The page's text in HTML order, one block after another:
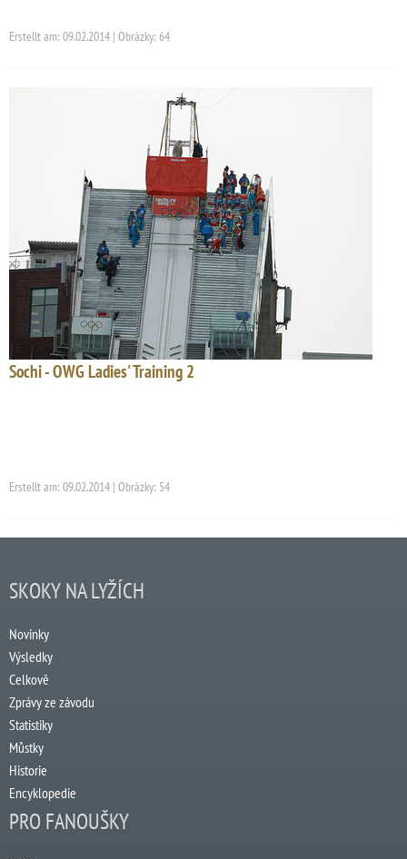
Erstellt am: 09.02.2014 | Obrázky: 64
Sochi - OWG Ladies' Training 2
Erstellt am: 09.02.2014 | Obrázky: 54
SKOKY NA LYŽÍCH
Novinky
Výsledky
Celkově
Zprávy ze závodu
Statistiky
Můstky
Historie
Encyklopedie
PRO FANOUŠKY